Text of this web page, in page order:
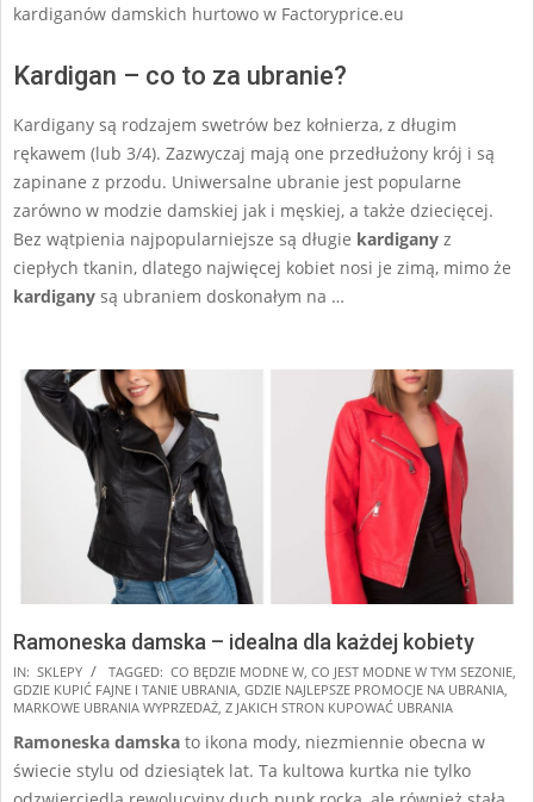
kardiganów damskich hurtowo w Factoryprice.eu
Kardigan – co to za ubranie?
Kardigany są rodzajem swetrów bez kołnierza, z długim
rękawem (lub 3/4). Zazwyczaj mają one przedłużony krój i są
zapinane z przodu. Uniwersalne ubranie jest popularne
zarówno w modzie damskiej jak i męskiej, a także dziecięcej.
Bez wątpienia najpopularniejsze są długie kardigany z
ciepłych tkanin, dlatego najwięcej kobiet nosi je zimą, mimo że
kardigany są ubraniem doskonałym na …
Ramoneska damska – idealna dla każdej kobiety
2025-
07-
IN: SKLEPY TAGGED: CO BĘDZIE MODNE W CO JEST MODNE W TYM SEZONIE
GDZIE KUPIĆ FAJNE I TANIE UBRANIA GDZIE NAJLEPSZE PROMOCJE NA UBRANIA
MARKOWE UBRANIA WYPRZEDAŻ Z JAKICH STRON KUPOWAĆ UBRANIA
Ramoneska damska to ikona mody, niezmiennie obecna w
świecie stylu od dziesiątek lat. Ta kultowa kurtka nie tylko